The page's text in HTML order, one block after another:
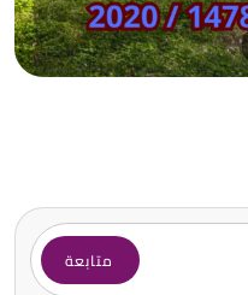
متابعة